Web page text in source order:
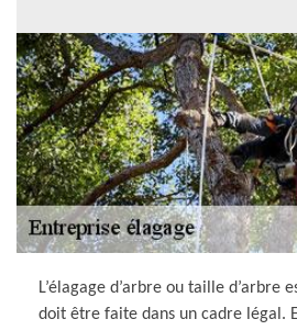
L’élagage d’arbre ou taille d’arbre
doit être faite dans un cadre légal.